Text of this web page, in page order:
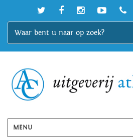
MENU